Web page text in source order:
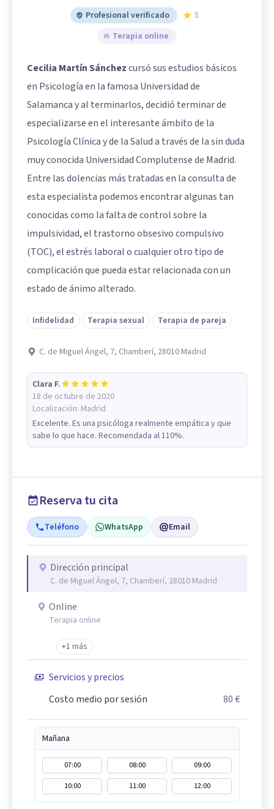
Profesional verificado
5
Terapia online
Cecilia Martín Sánchezcursó sus estudios básicos
en Psicología en la famosa Universidad de
Salamanca y al terminarlos, decidió terminar de
especializarse en el interesante ámbito de la
Psicología Clínica y de la Salud a través de la sin duda
muy conocida Universidad Complutense de Madrid.
Entre las dolencias más tratadas en la consulta de
esta especialista podemos encontrar algunas tan
conocidas como la falta de control sobre la
impulsividad, el trastorno obsesivo compulsivo
(TOC), el estrés laboral o cualquier otro tipo de
complicación que pueda estar relacionada con un
estado de ánimo alterado.
Infidelidad Terapia sexual Terapia de pareja
C. de Miguel Ángel, 7, Chamberí, 28010 Madrid
Clara F.
18 de octubre de 2020
Localización: Madrid
Excelente. Es una psicóloga realmente empática y que
sabe lo que hace. Recomendada al 110%.
Reserva tu cita
Teléfono WhatsApp Email
Dirección principal
C. de Miguel Ángel, 7, Chamberí, 28010 Madrid
Online
Terapia online
+1 más
Servicios y precios
Costo medio por sesión
80 €
Mañana
07:00 08:00
09:00
10:00
11:00 12:00